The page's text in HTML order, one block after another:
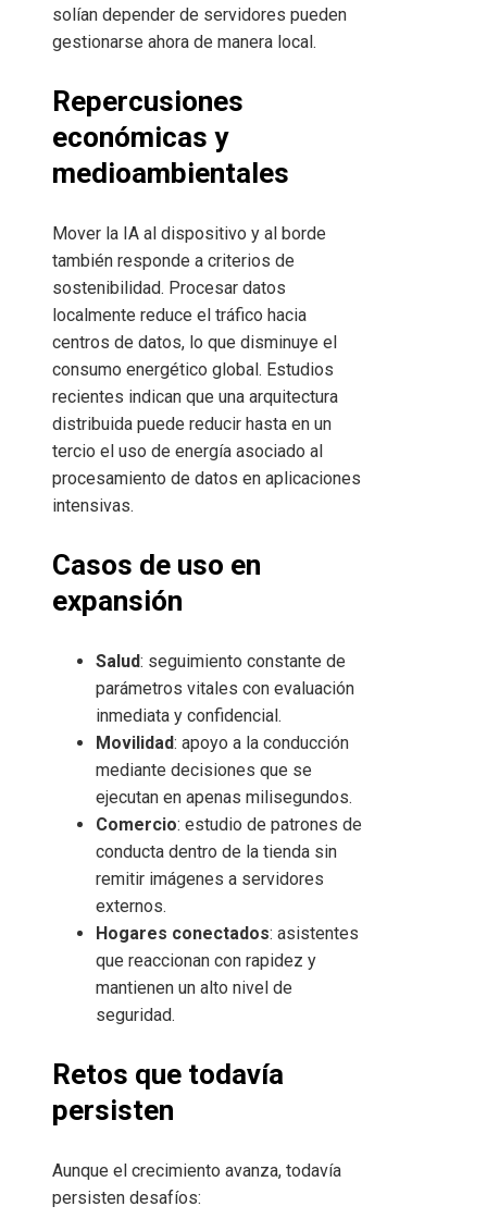
solían depender de servidores pueden
gestionarse ahora de manera local.
Repercusiones
económicas y
medioambientales
Mover la IA al dispositivo y al borde
también responde a criterios de
sostenibilidad. Procesar datos
localmente reduce el tráfico hacia
centros de datos, lo que disminuye el
consumo energético global. Estudios
recientes indican que una arquitectura
distribuida puede reducir hasta en un
tercio el uso de energía asociado al
procesamiento de datos en aplicaciones
intensivas.
Casos de uso en
expansión
Salud: seguimiento constante de
parámetros vitales con evaluación
inmediata y confidencial.
Movilidad: apoyo a la conducción
mediante decisiones que se
ejecutan en apenas milisegundos.
Comercio: estudio de patrones de
conducta dentro de la tienda sin
remitir imágenes a servidores
externos.
Hogares conectados: asistentes
que reaccionan con rapidez y
mantienen un alto nivel de
seguridad.
Retos que todavía
persisten
Aunque el crecimiento avanza, todavía
persisten desafíos: